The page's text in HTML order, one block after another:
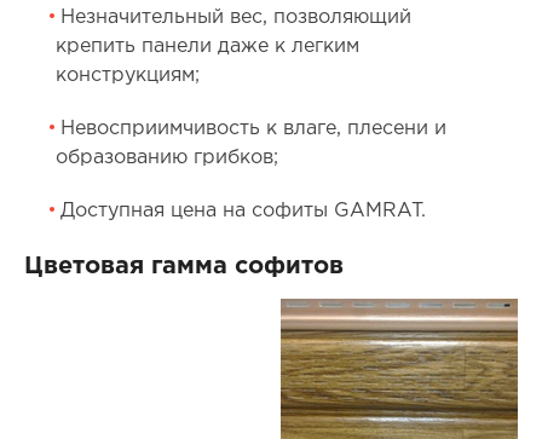
Незначительный вес, позволяющий
крепить панели даже к легким
конструкциям;
Невосприимчивость к влаге, плесени и
образованию грибков;
Доступная цена на софиты GAMRAT.
Цветовая гамма софитов